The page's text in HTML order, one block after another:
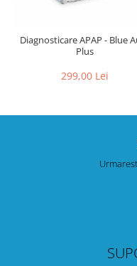
Diagnosticare APAP - Blue
Plus
299,00 Lei